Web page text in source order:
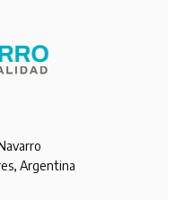
Argentina